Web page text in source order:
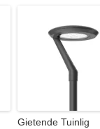
Gietende Tuinlig